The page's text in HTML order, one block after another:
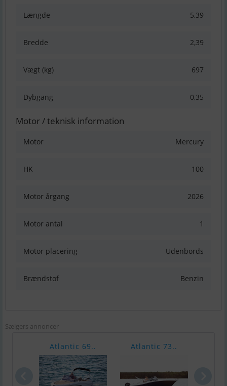
Længde 5,39
Bredde 2,39
Vægt (kg) 697
Dybgang 0,35
Motor / teknisk information
Motor Mercury
HK 100
Motor årgang 2026
Motor antal 1
Motor placering Udenbords
Brændstof Benzin
Sælgers annoncer
Atlantic 69.. Atlantic 73..